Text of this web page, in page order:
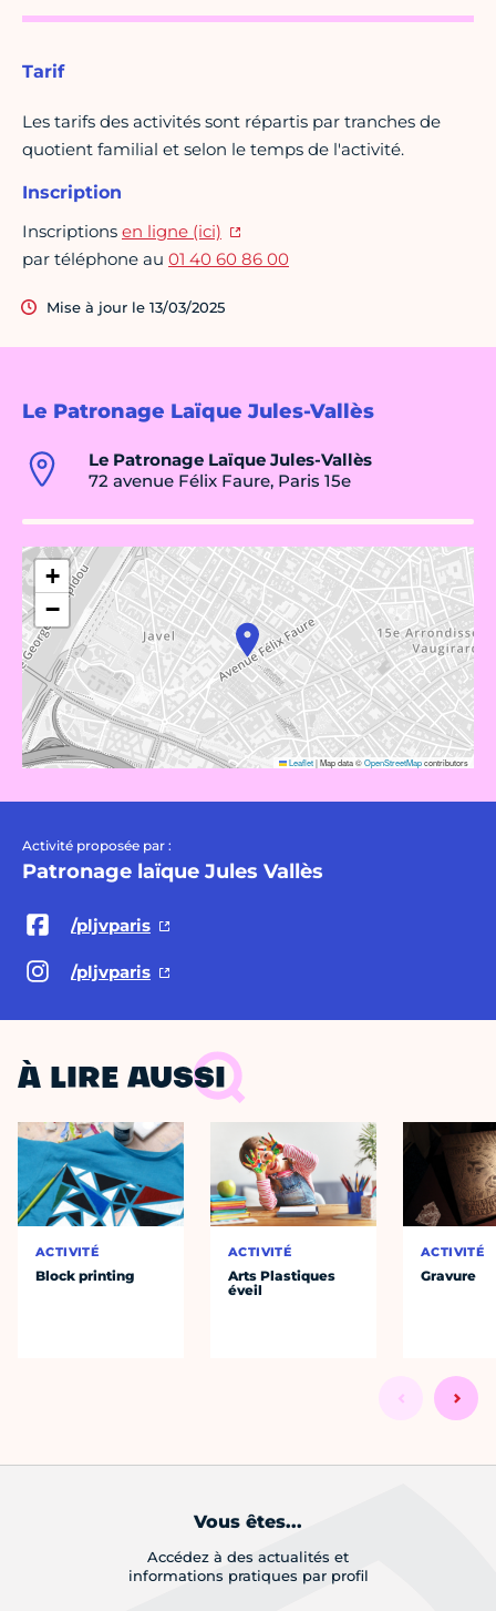
Le Patronage Laïque Jules-Vallès
Le Patronage Laïque Jules-Vallès
72 avenue Félix Faure, Paris 15e
+
−
Leaflet|Map data ©OpenStreetMapcontributors
Activité proposée par :
Patronage laïque Jules Vallès
/pljvparis
/pljvparis
Tarif
Les tarifs des activités sont répartis par tranches de
quotient familial et selon le temps de l'activité.
Inscription
Inscriptions en ligne (ici)
par téléphone au 01 40 60 86 00
Mise à jour le 13/03/2025
À LIRE AUSSI
ACTIVITÉ
Block printing
ACTIVITÉ
Arts Plastiques
éveil
ACTIVITÉ
Gravure
Vous êtes...
Accédez à des actualités et
informations pratiques par profil